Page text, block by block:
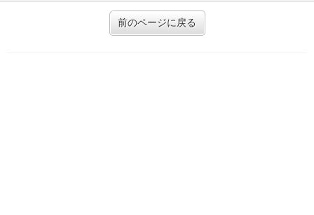
前のページに戻る